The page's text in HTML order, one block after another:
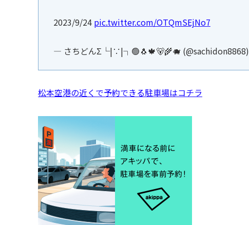
2023/9/24 pic.twitter.com/OTQmSEjNo7
— さちどんΣ└|∵|┐🟢🐧🍁🐻🌾🐗 (@sachidon8868)
松本空港の近くで予約できる駐車場はコチラ